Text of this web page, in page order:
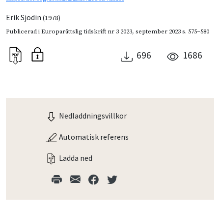
Erik Sjödin (1978)
Publicerad iEuroparättslig tidskrift nr 3 2023, september 2023s. 575–580
696 1686
Nedladdningsvillkor
Automatisk referens
Ladda ned